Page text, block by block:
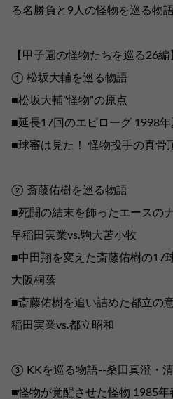
る名勝負と9人の怪物を巡る物
【甲子園の怪物たちを巡る26編
① 松坂大輔を巡る物語
■松坂大輔”怪物”の原点
■延長17回のエピローグ 1998年
■球審は見た！ 怪物投手の真骨
② 斎藤佑樹を巡る物語
■死闘の結末を飾ったエースの
早稲田実業vs.駒大苫小牧
■中田翔を変えた斎藤佑樹の17
大阪桐蔭
■斎藤佑樹を追い詰めた都立の
稲田実業vs.都立昭和
③ KKを巡る物語--桑田真澄・
■怪物が覚醒させた怪物 1985年